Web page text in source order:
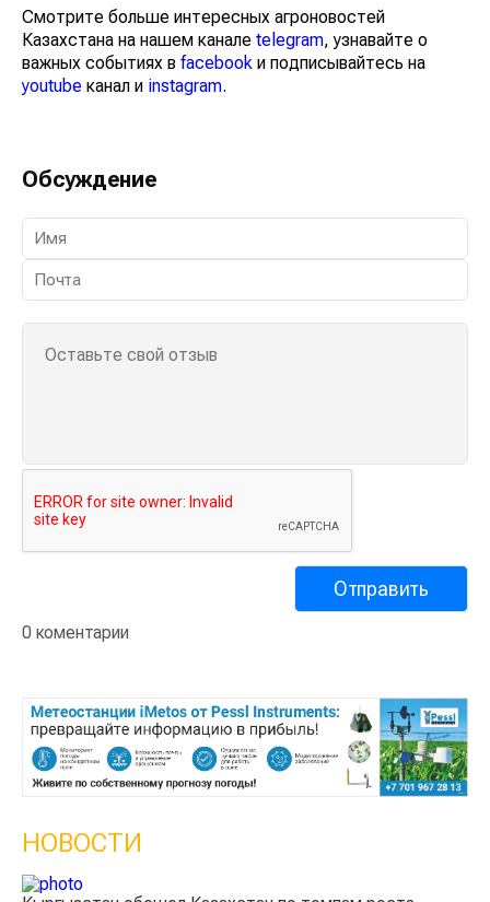
Смотрите больше интересных агроновостей
Казахстана на нашем канале telegram, узнавайте о
важных событиях в facebook и подписывайтесь на
youtube канал и instagram.
Обсуждение
0 коментарии
НОВОСТИ